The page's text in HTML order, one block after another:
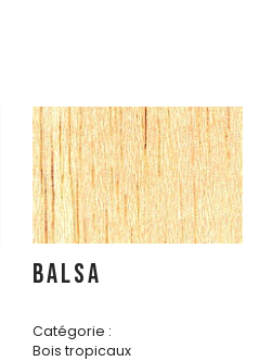
BALSA
Catégorie :
Bois tropicaux